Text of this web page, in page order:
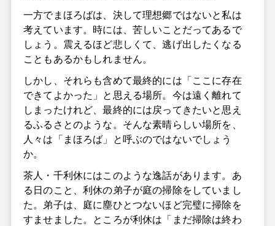
一方でまほろばは、決して理想郷ではないと私は
考えています。時には、苦しいことだってあるで
しょう。震えるほど悲しくて、逃げ出したくなる
こともあるかもしれません。
しかし、それらも含めて最終的には「ここに存在
できてよかった」と思える場所。今は遠く離れて
しまったけれど、最終的には戻ってきたいと思え
るふるさとのような。そんな素晴らしい場所を、
人々は「まほろば」と呼ぶのではないでしょう
か。
茶人・千利休にはこのような逸話があります。あ
る日のこと、利休の弟子が庭の掃除をしていまし
た。弟子は、庭に塵ひとつないほど完璧に掃除を
すませました。ところが利休は「まだ掃除は終わ